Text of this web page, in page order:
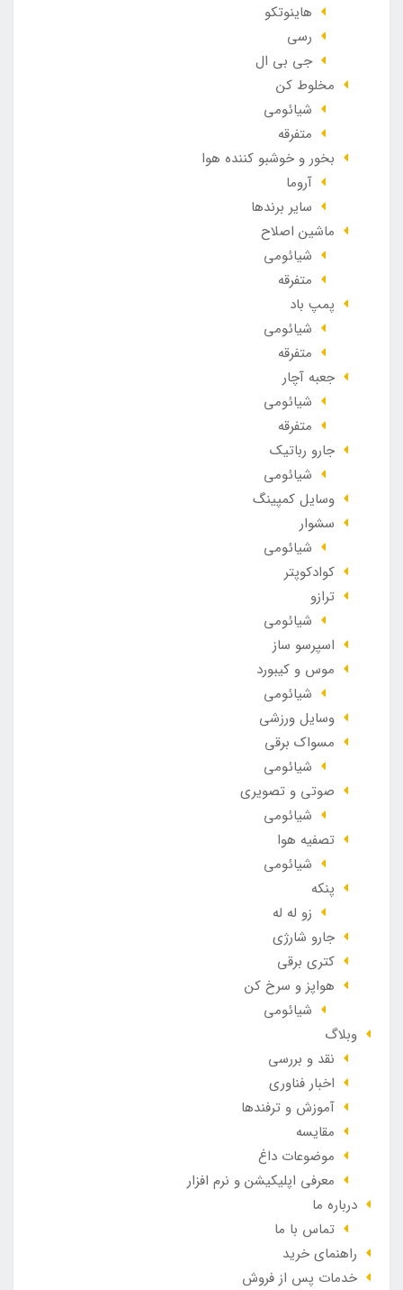
هاینوتکو
رسی
جی بی ال
مخلوط کن
شیائومی
متفرقه
بخور و خوشبو کننده هوا
آروما
سایر برندها
ماشین اصلاح
شیائومی
متفرقه
پمپ باد
شیائومی
متفرقه
جعبه آچار
شیائومی
متفرقه
جارو رباتیک
شیائومی
وسایل کمپینگ
سشوار
شیائومی
کوادکوپتر
ترازو
شیائومی
اسپرسو ساز
موس و کیبورد
شیائومی
وسایل ورزشی
مسواک برقی
شیائومی
صوتی و تصویری
شیائومی
تصفیه هوا
شیائومی
پنکه
زو له له
جارو شارژی
کتری برقی
هواپز و سرخ کن
شیائومی
وبلاگ
نقد و بررسی
اخبار فناوری
آموزش و ترفندها
مقایسه
موضوعات داغ
معرفی اپلیکیشن و نرم افزار
درباره ما
تماس با ما
راهنمای خرید
خدمات پس از فروش